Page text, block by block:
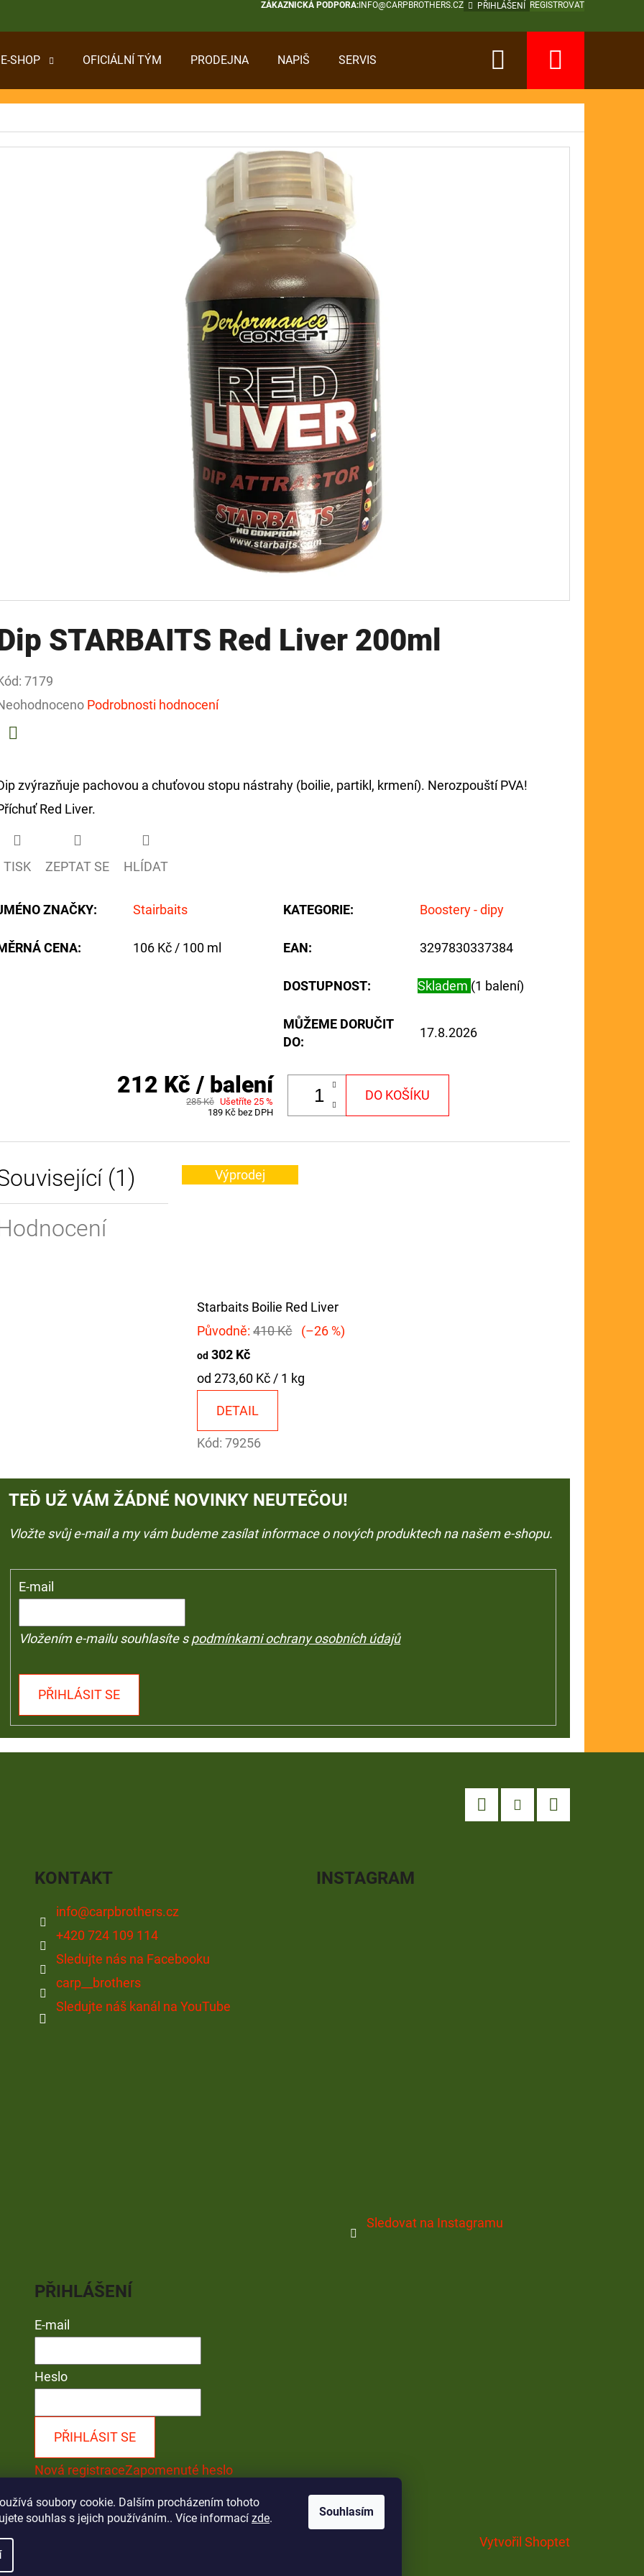
soubory cookie. Dalším procházením tohoto
souhlas s jejich používáním.. Více informací zde. Souhlasím
ZÁKAZNICKÁ PODPORA:INFO@CARPBROTHERS.CZ PŘIHLÁŠENÍ REGISTROVAT
E-SHOP OFICIÁLNÍ TÝM PRODEJNA NAPIŠ SERVIS Hledat
STARBAITS Red Liver 200ml
7179
hodnocení
hvězdiček.
Podrobnosti hodnocení
zvýrazňuje pachovou a chuťovou stopu nástrahy (boilie, partikl, krmení). Nerozpouští PVA!
Red Liver.
TISK ZEPTAT SE HLÍDAT
ZNAČKY: Stairbaits
CENA:
Měrná
106 Kč / 100 ml
KATEGORIE: Boostery - dipy
EAN: 3297830337384
DOSTUPNOST: Skladem (1 balení)
MŮŽEME DORUČIT
DO:
17.8.2026
212 Kč / balení
285 Kč Ušetříte 25 %
189 Kč bez DPH
DO KOŠÍKU
(1)
Výprodej
Starbaits Boilie Red Liver
Původně:410 Kč (–26 %)
od 302 Kč
Měrná
od 273,60 Kč / 1 kg
DETAIL
Kód:79256
TEĎ UŽ VÁM ŽÁDNÉ NOVINKY NEUTEČOU!
Vložte svůj e-mail a my vám budeme zasílat informace o nových produktech na našem e-shopu.
E-mail
Vložením e-mailu souhlasíte spodmínkami ochrany osobních údajů
PŘIHLÁSIT SE
POTŘEBUJETE NAJÍT?
HLEDAT
FOX CARP SUB FLOAT
202 Kč
Původně: 225 Kč
KONTAKT
info@carpbrothers.cz
+420 724 109 114
Sledujte nás na Facebooku
carp__brothers
Sledujte náš kanál na YouTube
INSTAGRAM
Sledovat na Instagramu
PŘIHLÁŠENÍ
E-mail
Heslo
PŘIHLÁSIT SE
Nová registraceZapomenuté heslo
Vytvořil Shoptet
vyhrazena.